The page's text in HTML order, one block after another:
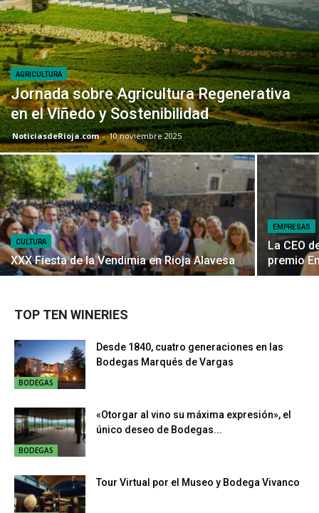
AGRICULTURA
Jornada sobre Agricultura Regenerativa
en el Viñedo y Sostenibilidad
NoticiasdeRioja.com - 10 noviembre 2025
CULTURA
XXX Fiesta de la Vendimia en Rioja Alavesa
EMPRESAS
La CEO
premio
TOP TEN WINERIES
BODEGAS
Desde 1840, cuatro generaciones en las
Bodegas Marqués de Vargas
BODEGAS
«Otorgar al vino su máxima expresión», el
único deseo de Bodegas...
Tour Virtual por el Museo y Bodega Vivanco